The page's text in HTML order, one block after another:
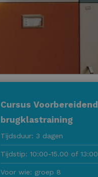
Cursus
brugklastraining
Tijdsduur: 3 dagen
Tijdstip: 10:00-15.00 of
Voor wie: groep 8